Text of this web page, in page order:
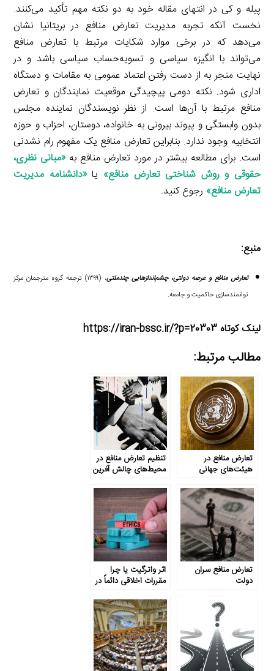
پیله و کی در انتهای مقاله خود به دو نکته مهم تأکید می‌کنند.
نخست آنکه تجربه مدیریت تعارض منافع در بریتانیا نشان
می‌دهد که در برخی موارد شکایات مرتبط با تعارض منافع
می‌تواند با انگیزه سیاسی و تسویه‌حساب سیاسی باشد و در
نهایت منجر به از دست رفتن اعتماد عمومی به مقامات و دستگاه
اداری شود. نکته دومی پیچیدگی موقعیت نمایندگان و تعارض
منافع مرتبط با آن‌ها است. از نظر نویسندگان نماینده مجلس
بدون وابستگی و پیوند بیرونی به خانواده، دوستان، احزاب و حوزه
انتخابیه وجود ندارد. بنابراین تعارض منافع یک مفهوم رام نشدنی
است. برای مطالعه بیشتر در مورد تعارض منافع به «مبانی نظری،
حقوقی و روش شناختی تعارض منافع» یا«دانشنامه مدیریت
تعارض منافع» رجوع کنید.
منبع:
تعارض منافع و عرصه دولتی، چشم‌اندازهایی چندملتی
، (۱۳۹۹) ترجمه گروه مترجمان مرکز
توانمندسازی حاکمیت و جامعه.
لینک کوتاه https://iran-bssc.ir/?p=20303
مطالب مرتبط:
تعارض منافع در
هیئت‌های جهانی
تنظیم تعارض منافع در
محیط‌های چالش آفرین
تعارض منافع سران
دولت
اثر واترگیت یا چرا
مقررات اخلاقی دائماً در